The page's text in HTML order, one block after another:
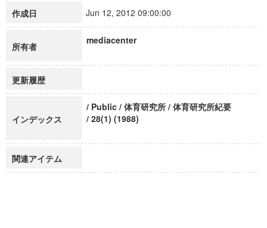
作成日 Jun 12, 2012 09:00:00
所有者
mediacenter
更新履歴
インデックス
/ Public / 体育研究所 / 体育研究所紀要
/ 28(1) (1988)
関連アイテム